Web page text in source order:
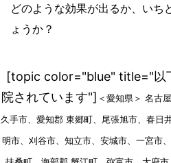
どのような効果が出るか、いち
ょうか？
[topic color="blue" title="以
院されています"] ＜愛知県＞ 名古
久手市、愛知郡 東郷町、尾張旭市、春日
明市、刈谷市、知立市、安城市、一宮市